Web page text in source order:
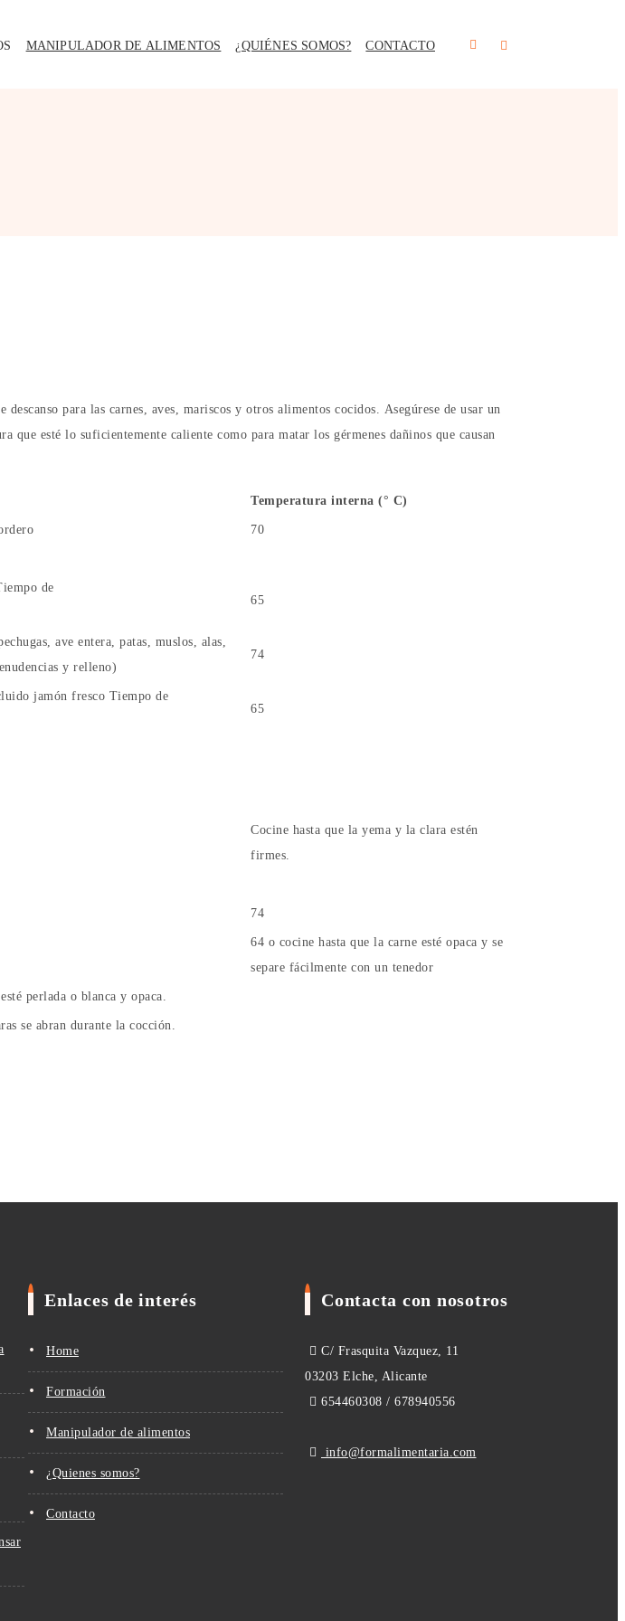
MANIPULADOR DE ALIMENTOS ¿QUIÉNES SOMOS? CONTACTO
para las carnes, aves, mariscos y otros alimentos cocidos. Asegúrese de usar un
esté lo suficientemente caliente como para matar los gérmenes dañinos que causan
Temperatura interna (° C)
70
de
65
ave entera, patas, muslos, alas,
y relleno)
74
jamón fresco Tiempo de
65
Cocine hasta que la yema y la clara estén
firmes.
74
64 o cocine hasta que la carne esté opaca y se
separe fácilmente con un tenedor
perlada o blanca y opaca.
se abran durante la cocción.
Enlaces de interés
Home
Formación
Manipulador de alimentos
¿Quienes somos?
Contacto
Contacta con nosotros
C/ Frasquita Vazquez, 11
03203 Elche, Alicante
654460308 / 678940556
info@formalimentaria.com